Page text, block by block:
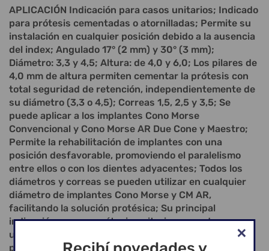
APLICACIÓN Indicación para casos unitarios; Indicado
para prótesis cementadas o atornilladas; Permite su
instalación en cualquier posición debido a la ausencia
del index; Angulado 17° (2 mm) y 30° (3 mm);
Diámetro: 3,3 y 4,5; Altura: de 4,0 y 6,0; Los pilares de
4,0 mm de altura permiten cementar la prótesis con
total seguridad de retención, independientemente de
su diámetro (3,3 o 4,5); Correas 1,5, 2,5 y 3,5; Se
puede aplicar a los implantes Cono Morse
Convencional y Cono Morse AR Due Cone y Maestro;
Permite la rehabilitación de implantes con una
posición desfavorable, promoviendo el paralelismo
entre ellos o con los dientes adyacentes; Todos los
diámetros y correas se pueden utilizar en cualquier
diámetro de implantes Cono Morse y CM AR,
facilitando la solución protésica; Su principal
indicación es para prótesis unitarias y puede
utilizarse para prótesis múltiples; En casos de
prótesis múltiples, se requiere paralelismo; Dispone